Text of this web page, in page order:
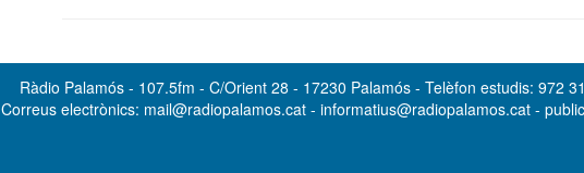
Ràdio Palamós - 107.5fm - C/Orient 28 - 17230 Palamós - Telèfon estudis: 972
Correus electrònics: mail@radiopalamos.cat - informatius@radiopalamos.cat -